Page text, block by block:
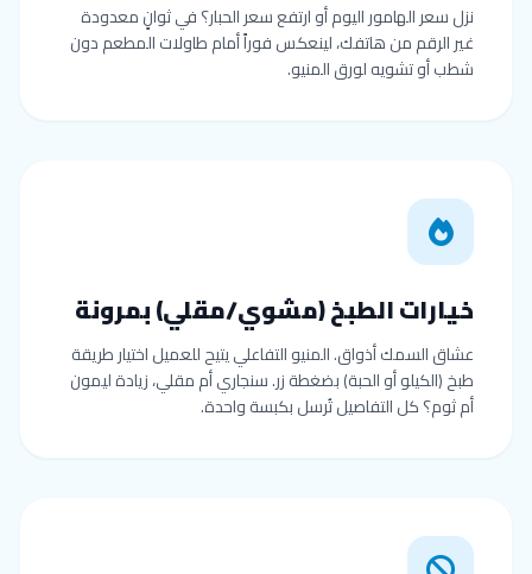
نزل سعر الهامور اليوم أو ارتفع سعر الحبار؟ في ثوانٍ معدودة
غير الرقم من هاتفك، لينعكس فوراً أمام طاولات المطعم دون
شطب أو تشويه لورق المنيو.
خيارات الطبخ (مشوي/مقلي) بمرونة
عشاق السمك أذواق. المنيو التفاعلي يتيح للعميل اختيار طريقة
طبخ (الكيلو أو الحبة) بضغطة زر. سنجاري أم مقلي، زيادة ليمون
أم ثوم؟ كل التفاصيل تُرسل بكبسة واحدة.